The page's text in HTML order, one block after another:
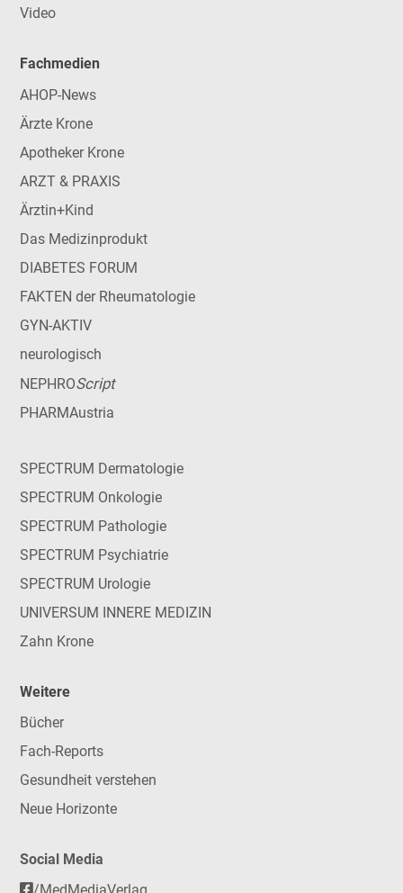
Video
Fachmedien
AHOP-News
Ärzte Krone
Apotheker Krone
ARZT & PRAXIS
Ärztin+Kind
Das Medizinprodukt
DIABETES FORUM
FAKTEN der Rheumatologie
GYN-AKTIV
neurologisch
NEPHROScript
PHARMAustria
SPECTRUM Dermatologie
SPECTRUM Onkologie
SPECTRUM Pathologie
SPECTRUM Psychiatrie
SPECTRUM Urologie
UNIVERSUM INNERE MEDIZIN
Zahn Krone
Weitere
Bücher
Fach-Reports
Gesundheit verstehen
Neue Horizonte
Social Media